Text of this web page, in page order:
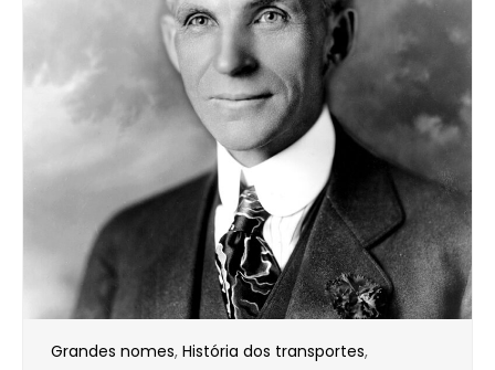
Grandes nomes, História dos transportes,